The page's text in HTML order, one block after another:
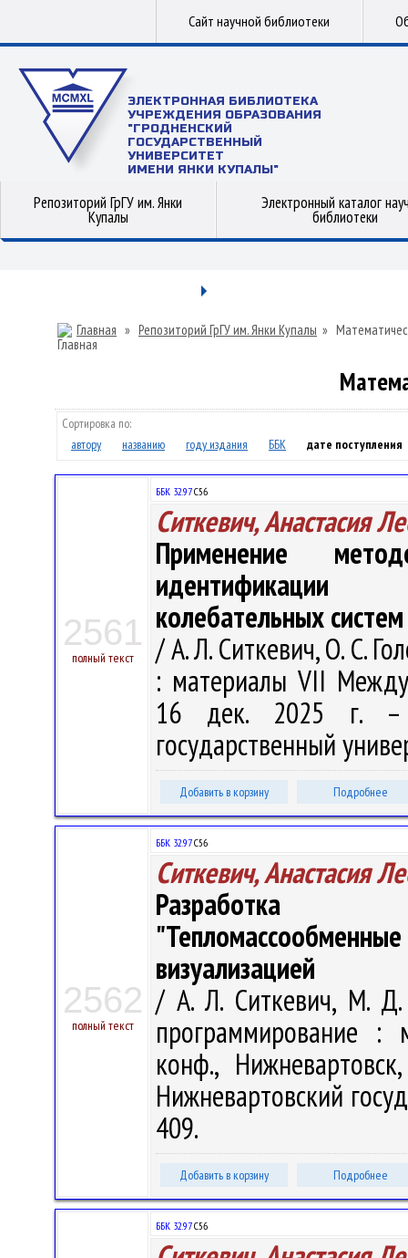
Сайт научной библиотеки
ЭЛЕКТРОННАЯ БИБЛИОТЕКА
УЧРЕЖДЕНИЯ ОБРАЗОВАНИЯ
"ГРОДНЕНСКИЙ
ГОСУДАРСТВЕННЫЙ
УНИВЕРСИТЕТ
ИМЕНИ ЯНКИ КУПАЛЫ"
Репозиторий ГрГУ им. Янки
Купалы
Электронный каталог
библиотеки
Главная » Репозиторий ГрГУ им. Янки Купалы »
Сортировка по:
автору
названию году издания ББК дате поступления
2561
полный текст
ББК 32.97С56
Ситкевич, Анастасия
Применение
идентификации
колебательных систем
/ А. Л. Ситкевич, О. С.
: материалы VII
16 дек. 2025 г. –
государственный
Добавить в корзину Подробнее
2562
полный текст
ББК 32.97С56
Ситкевич, Анастасия
Разработка
визуализацией
/ А. Л. Ситкевич, М.
программирование :
конф.,
Нижневартовский
409.
Добавить в корзину Подробнее
ББК 32.97С56